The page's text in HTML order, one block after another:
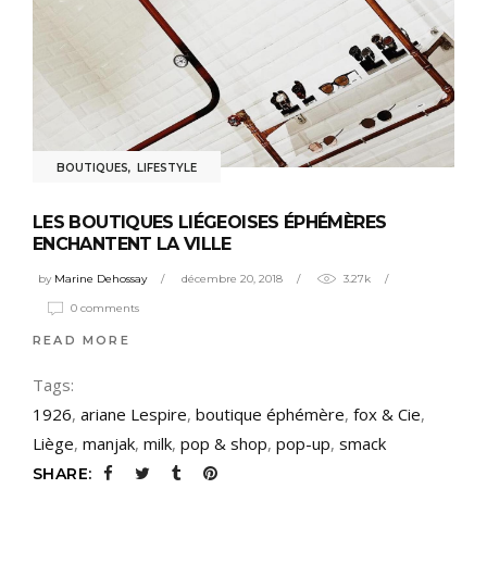
BOUTIQUES, LIFESTYLE
LES BOUTIQUES LIÉGEOISES ÉPHÉMÈRES
ENCHANTENT LA VILLE
by Marine Dehossay décembre 20, 2018 3.27k
0 comments
READ MORE
Tags:
1926, ariane Lespire, boutique éphémère, fox & Cie,
Liège, manjak, milk, pop & shop, pop-up, smack
SHARE: